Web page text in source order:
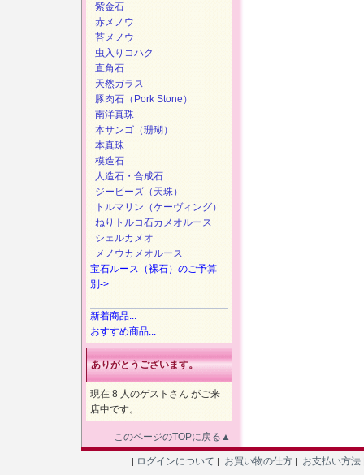
紫金石
赤メノウ
苔メノウ
虫入りコハク
直角石
天然ガラス
豚肉石（Pork Stone）
南洋真珠
本サンゴ（珊瑚）
本真珠
模造石
人造石・合成石
ジービーズ（天珠）
トルマリン（ケーヴィング）
ねりトルコ石カメオルース
シェルカメオ
メノウカメオルース
宝石ルース（裸石）のご予算
別->
新着商品...
おすすめ商品...
ありがとうございます。
現在 8 人のゲストさん がご来
店中です。
このページのTOPに戻る▲
| ログインについて | お買い物の仕方 | お支払い方法